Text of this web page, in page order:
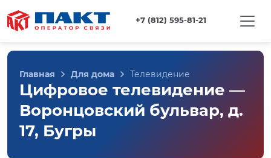
+7 (812) 595-81-21
Главная Для дома Телевидение
Цифровое телевидение —
Воронцовский бульвар, д.
17, Бугры